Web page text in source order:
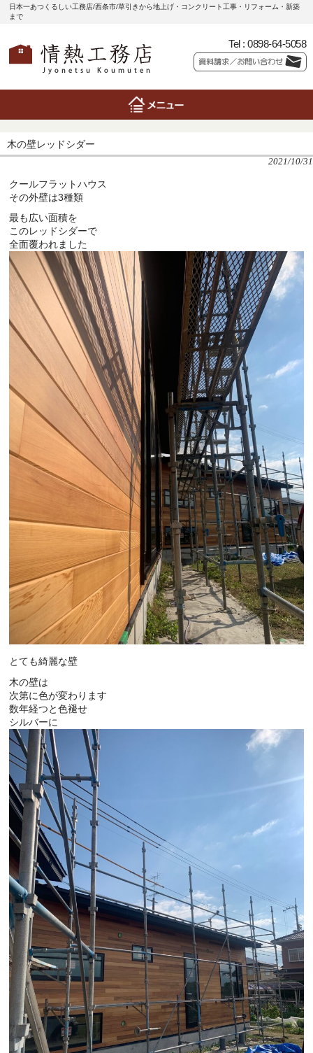
日本一あつくるしい工務店/西条市/草引きから地上げ・コンクリート工事・リフォーム・新築
まで
Tel : 0898-64-5058
木の壁レッドシダー
2021/10/31
クールフラットハウス
その外壁は3種類
最も広い面積を
このレッドシダーで
全面覆われました
とても綺麗な壁
木の壁は
次第に色が変わります
数年経つと色褪せ
シルバーに